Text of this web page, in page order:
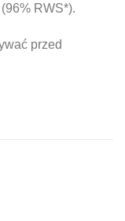
RWS*).
przed